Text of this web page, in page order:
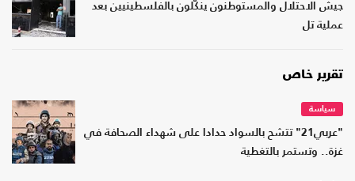
جيش الاحتلال والمستوطنون ينكّلون بالفلسطينيين بعد
عملية تل
تقرير خاص
سياسة
"عربي21" تتشح بالسواد حدادا على شهداء الصحافة في
غزة.. وتستمر بالتغطية